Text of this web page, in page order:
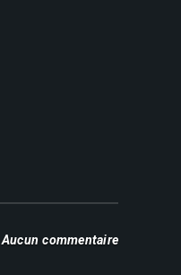
Aucun commentaire